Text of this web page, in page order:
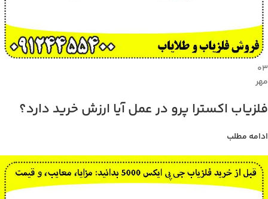
۰۳
مهر
فلزیاب اکسترا پرو در عمل آیا ارزش خرید دارد؟
ادامه مطلب